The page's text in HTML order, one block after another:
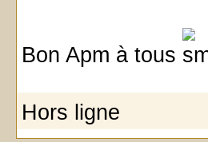
Bon Apm à tous
Hors ligne